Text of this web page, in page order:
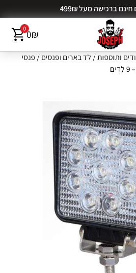
ברכישה מעל 499₪
00₪
ותוספות/ לד בארים ופנסים/ פנסי